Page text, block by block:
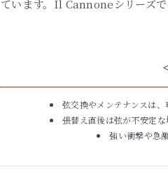
ています。Il Cannoneシリーズ
弦交換やメンテナンスは
張替え直後は弦が不安定
強い衝撃や急